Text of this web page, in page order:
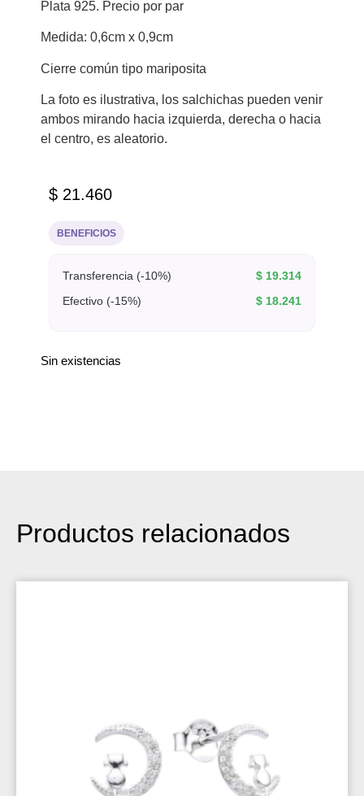
Plata 925. Precio por par
Medida: 0,6cm x 0,9cm
Cierre común tipo mariposita
La foto es ilustrativa, los salchichas pueden venir
ambos mirando hacia izquierda, derecha o hacia
el centro, es aleatorio.
$ 21.460
BENEFICIOS
Transferencia (-10%) $ 19.314
Efectivo (-15%)
$ 18.241
Sin existencias
Productos relacionados